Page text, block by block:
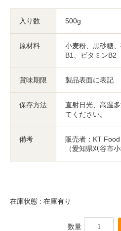
入り数 500g
原材料
小麦粉、黒砂糖
B1、ビタミンB2
賞味期限 製品表面に表記
保存方法
直射日光、高温
てください。
備考
販売者：KT Food
（愛知県刈谷市
在庫状態 : 在庫有り
数量